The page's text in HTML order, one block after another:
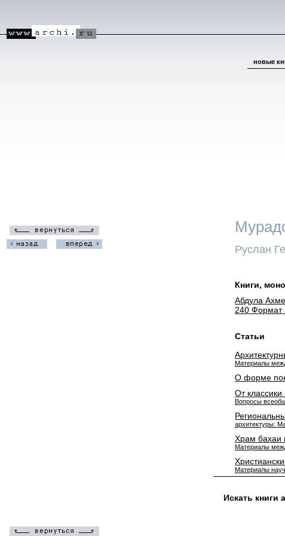
новые
Руслан
Книги,
Абдула
240 Формат
Статьи
Материалы
О форме
От классики
Вопросы
архитектуры:
Храм бахаи
Материалы
Материалы
Искать книги